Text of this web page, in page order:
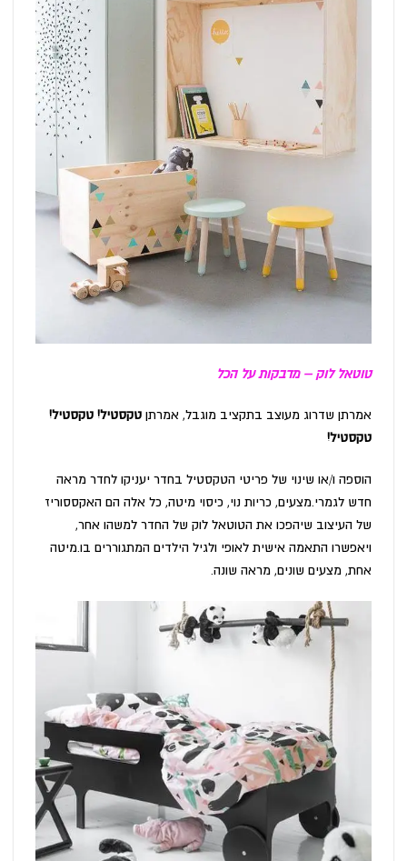
טוטאל לוק – מדבקות על הכל
אמרתן שדרוג מעוצב בתקציב מוגבל, אמרתן טקסטיל! טקסטיל!
טקסטיל!
הוספה ו/או שינוי של פריטי הטקסטיל בחדר יעניקו לחדר מראה
חדש לגמרי.מצעים, כריות נוי, כיסוי מיטה, כל אלה הם האקססוריז
של העיצוב שיהפכו את הטוטאל לוק של החדר למשהו אחר,
ויאפשרו התאמה אישית לאופי ולגיל הילדים המתגוררים בו.מיטה
אחת, מצעים שונים, מראה שונה.